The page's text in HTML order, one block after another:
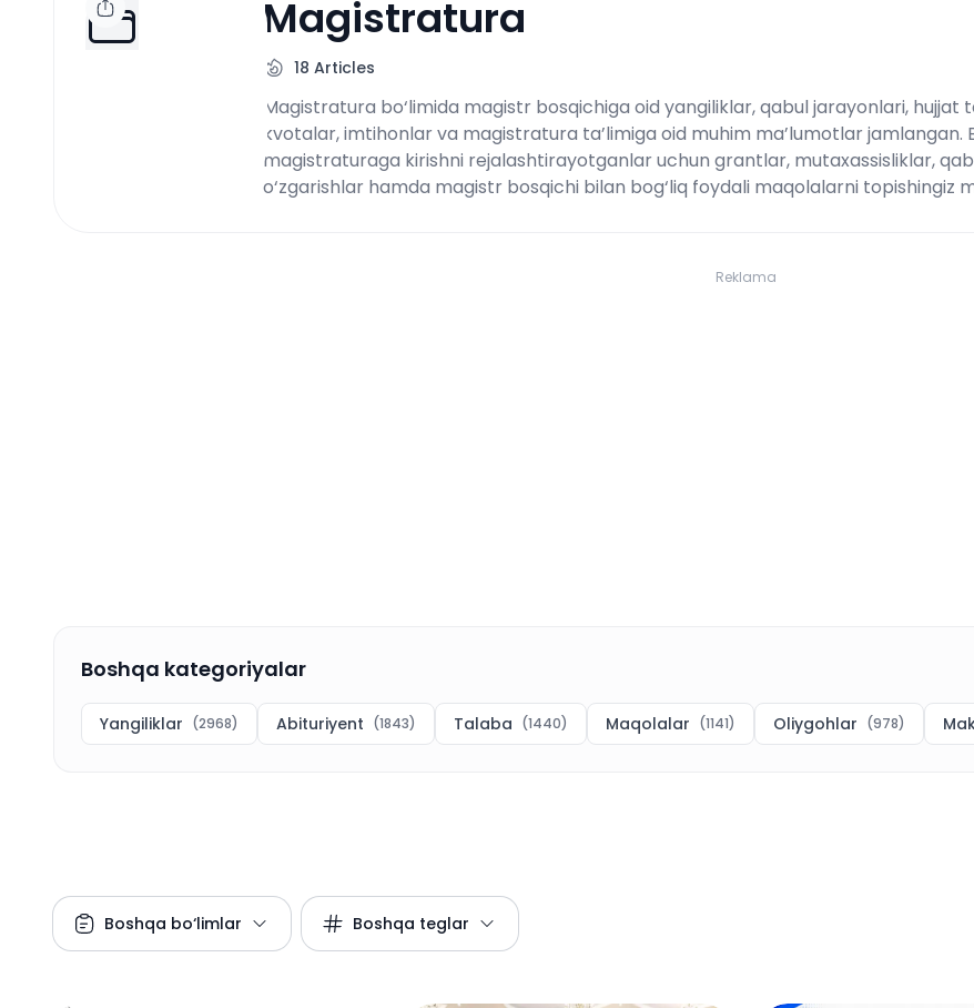
Magistratura
18 Articles
Magistratura bo‘limida magistr bosqichiga oid yangiliklar, qabul jarayonlari, hujjat
kvotalar, imtihonlar va magistratura ta’limiga oid muhim ma’lumotlar jamlangan.
magistraturaga kirishni rejalashtirayotganlar uchun grantlar, mutaxassisliklar,
o‘zgarishlar hamda magistr bosqichi bilan bog‘liq foydali maqolalarni topishingiz
Reklama
Boshqa kategoriyalar
Yangiliklar (2968) Abituriyent (1843) Talaba (1440) Maqolalar (1141) Oliygohlar (978)
Boshqa bo‘limlar Boshqa teglar